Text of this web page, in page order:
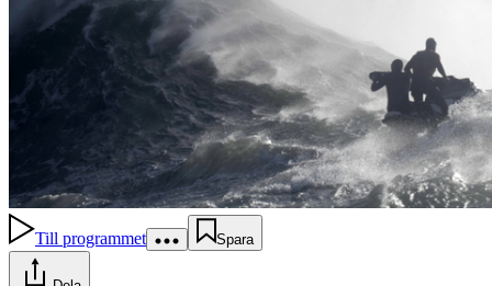
Till programmet Spara